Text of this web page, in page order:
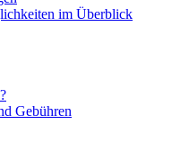
im Überblick
Gebühren